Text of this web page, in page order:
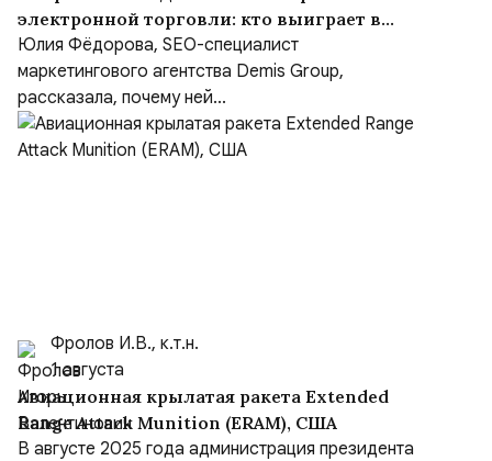
электронной торговли: кто выиграет в
борьбе за покупателя
Юлия Фёдорова, SEO-специалист
маркетингового агентства Demis Group,
рассказала, почему ней...
Фролов И.В., к.т.н.
1 августа
Авиационная крылатая ракета Extended
Range Attack Munition (ERAM), США
В августе 2025 года администрация президента